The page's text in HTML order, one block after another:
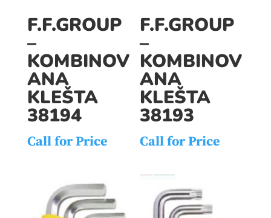
F.F.GROUP
–
KOMBINOV
ANA
KLEŠTA
38194
Call for Price
F.F.GROUP
–
KOMBINOV
ANA
KLEŠTA
38193
Call for Price